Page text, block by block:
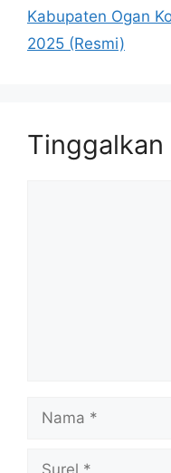
Kabupaten Ogan
2025 (Resmi)
Nama
Surel